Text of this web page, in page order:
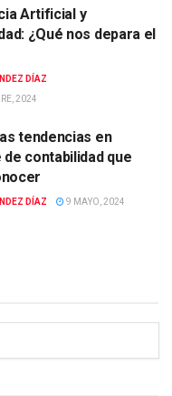
Artificial y
¿Qué nos depara el
DÍAZ
2024
tendencias en
contabilidad que
DÍAZ 9 MAYO, 2024